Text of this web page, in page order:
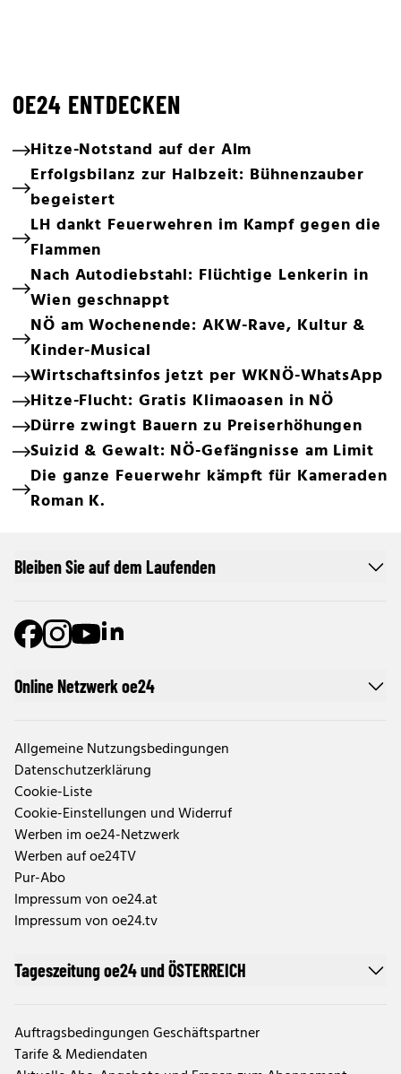
OE24 ENTDECKEN
Hitze-Notstand auf der Alm
Erfolgsbilanz zur Halbzeit: Bühnenzauber
begeistert
LH dankt Feuerwehren im Kampf gegen die
Flammen
Nach Autodiebstahl: Flüchtige Lenkerin in
Wien geschnappt
NÖ am Wochenende: AKW-Rave, Kultur &
Kinder-Musical
Wirtschaftsinfos jetzt per WKNÖ-WhatsApp
Hitze-Flucht: Gratis Klimaoasen in NÖ
Dürre zwingt Bauern zu Preiserhöhungen
Suizid & Gewalt: NÖ-Gefängnisse am Limit
Die ganze Feuerwehr kämpft für Kameraden
Roman K.
Online Netzwerk oe24
Allgemeine Nutzungsbedingungen
Datenschutzerklärung
Cookie-Liste
Cookie-Einstellungen und Widerruf
Werben im oe24-Netzwerk
Werben auf oe24TV
Pur-Abo
Impressum von oe24.at
Impressum von oe24.tv
Tageszeitung oe24 und ÖSTERREICH
Auftragsbedingungen Geschäftspartner
Tarife & Mediendaten
Bleiben Sie auf dem Laufenden